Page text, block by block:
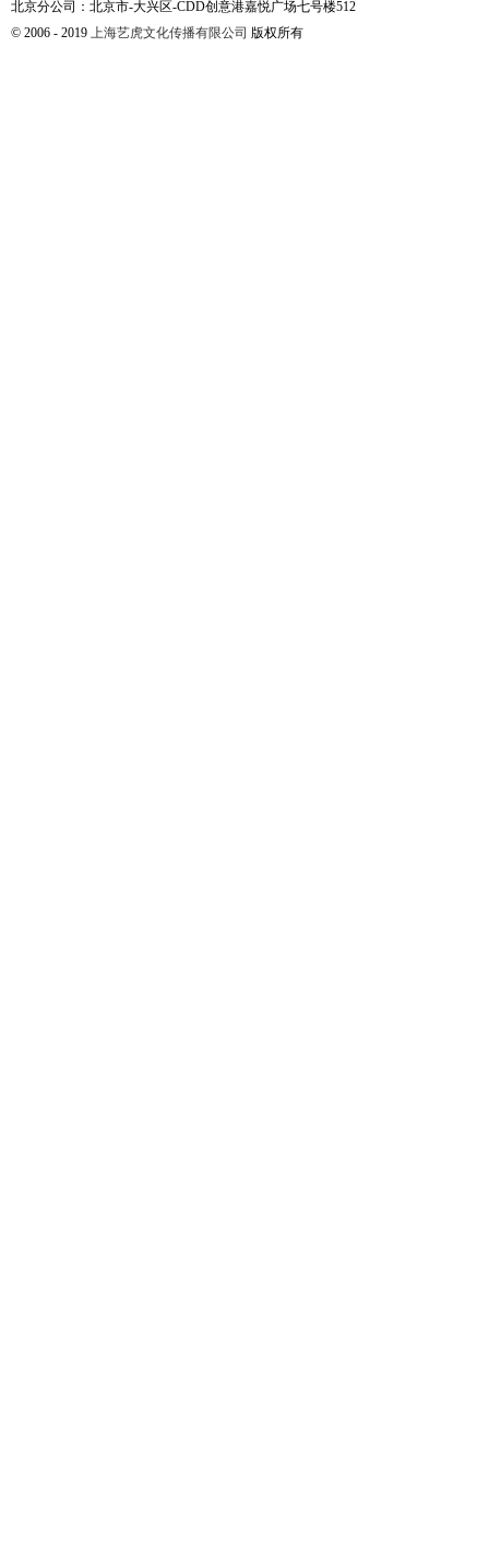
北京分公司：北京市-大兴区-CDD创意港嘉悦广场七号楼512
© 2006 - 2019 上海艺虎文化传播有限公司 版权所有